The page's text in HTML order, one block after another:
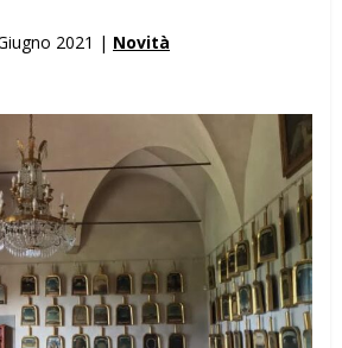
2021 | Novità